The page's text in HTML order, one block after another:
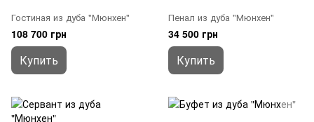
Гостиная из дуба "Мюнхен"
108 700 грн
Купить
Пенал из дуба "Мюнхен"
34 500 грн
Купить